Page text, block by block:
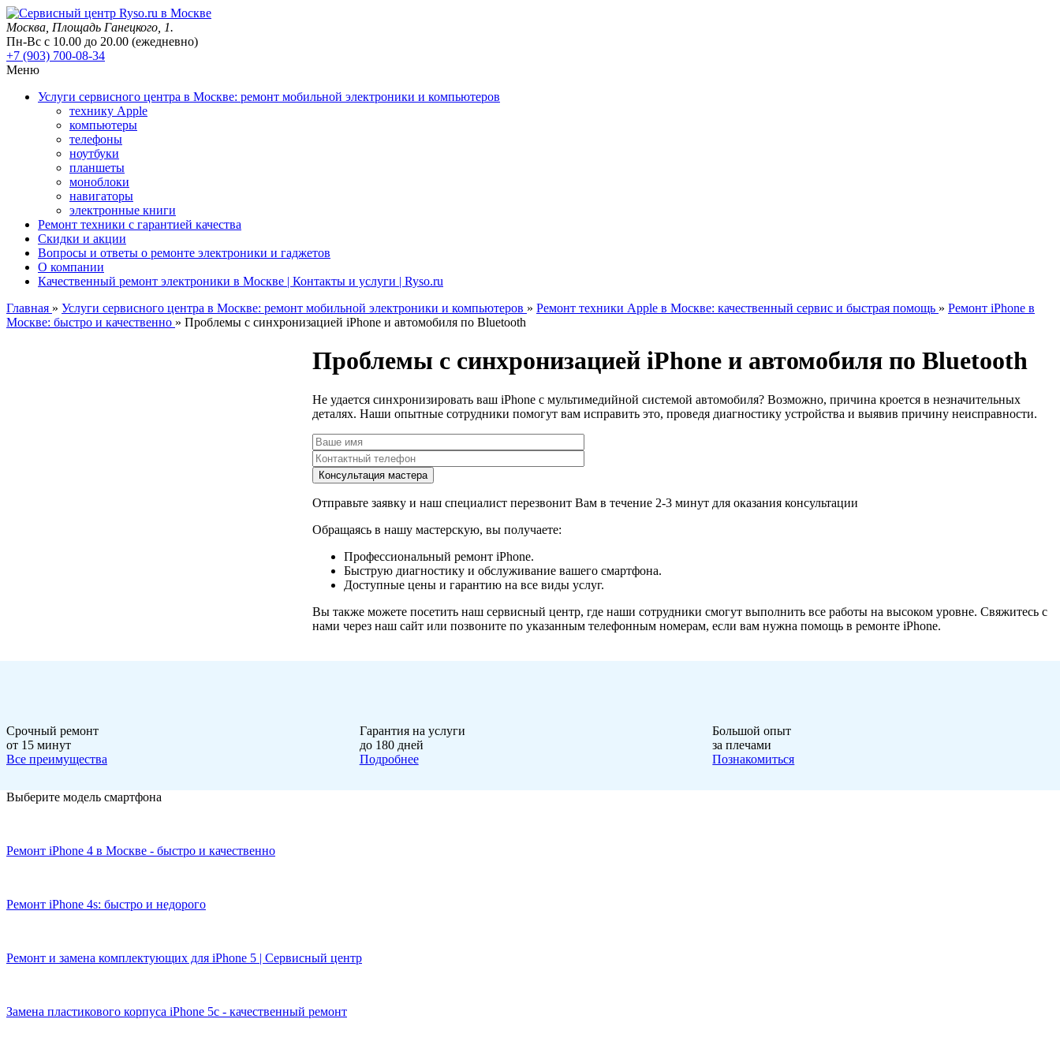
Москва , Площадь Ганецкого, 1.
Пн-Вс с 10.00 до 20.00 (ежедневно)
+7 (903) 700-08-34
Меню
Услуги сервисного центра в Москве: ремонт мобильной электроники и компьютеров
технику Apple
компьютеры
телефоны
ноутбуки
планшеты
моноблоки
навигаторы
электронные книги
Ремонт техники с гарантией качества
Скидки и акции
Вопросы и ответы о ремонте электроники и гаджетов
О компании
Качественный ремонт электроники в Москве | Контакты и услуги | Ryso.ru
Главная » Услуги сервисного центра в Москве: ремонт мобильной электроники и компьютеров » Ремонт техники Apple в Москве: качественный сервис и быстрая помощь » Ремонт iPhone в
Москве: быстро и качественно » Проблемы с синхронизацией iPhone и автомобиля по Bluetooth
Проблемы с синхронизацией iPhone и автомобиля по Bluetooth
Не удается синхронизировать ваш iPhone с мультимедийной системой автомобиля? Возможно, причина кроется в незначительных
деталях. Наши опытные сотрудники помогут вам исправить это, проведя диагностику устройства и выявив причину неисправности.
Отправьте заявку и наш специалист перезвонит Вам в течение 2-3 минут для оказания консультации
Обращаясь в нашу мастерскую, вы получаете:
Профессиональный ремонт iPhone.
Быструю диагностику и обслуживание вашего смартфона.
Доступные цены и гарантию на все виды услуг.
Вы также можете посетить наш сервисный центр, где наши сотрудники смогут выполнить все работы на высоком уровне. Свяжитесь с
нами через наш сайт или позвоните по указанным телефонным номерам, если вам нужна помощь в ремонте iPhone.
Срочный ремонт
от 15 минут
Все преимущества
Гарантия на услуги
до 180 дней
Подробнее
Большой опыт
за плечами
Познакомиться
Выберите модель смартфона
Ремонт iPhone 4 в Москве - быстро и качественно
Ремонт iPhone 4s: быстро и недорого
Ремонт и замена комплектующих для iPhone 5 | Сервисный центр
Замена пластикового корпуса iPhone 5c - качественный ремонт